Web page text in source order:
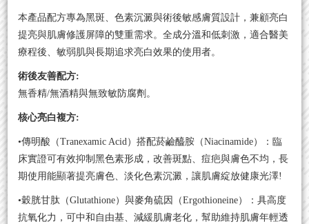
本產品配方專為黑斑、色素沉澱與術後敏感膚質設計，兼顧亮白
提亮與肌膚修護屏障的雙重需求。全成分溫和低刺激，適合醫美
療程後、敏弱肌與長期追求亮白效果的使用者。
術後友善配方:
無香精/無酒精與無致敏防腐劑。
核心亮白複方:
•傳明酸（Tranexamic Acid）搭配菸鹼醯胺（Niacinamide）：臨
床實證可有效抑制黑色素形成，改善斑點、痘疤與膚色不均，長
期使用能顯著提亮膚色、淡化色素沉澱 ，讓肌膚綻放健康光澤!
•穀胱甘肽（Glutathione）與麥角硫因（Ergothioneine）：具高度
抗氧化力，可中和自由基、減緩肌膚老化，幫助維持肌膚年輕透